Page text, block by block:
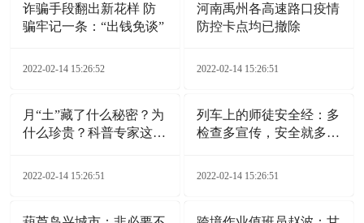
诈骗手段翻出新花样 防
骗牢记一条：“出钱免谈”
2022-02-14 15:26:52
河南禹州各高速路口疫情
防控卡点均已撤除
2022-02-14 15:26:51
月“土”藏了什么秘密？为
什么珍贵？科普专家这样
2022-02-14 15:26:51
列车上的师徒安全经：多
检查多宣传，安全就多一
2022-02-14 15:26:51